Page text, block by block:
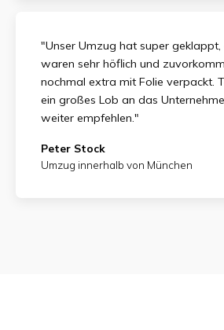
"Unser Umzug hat super
waren sehr höflich und
nochmal extra mit Folie verpackt.
ein großes Lob an das
weiter empfehlen."
Peter Stock
Umzug innerhalb von München